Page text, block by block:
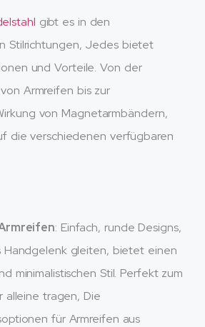
gibt es in den
Stilrichtungen, Jedes bietet
und Vorteile. Von der
Armreifen bis zur
von Magnetarmbändern,
die verschiedenen verfügbaren
: Einfach, runde Designs,
Handgelenk gleiten, bietet einen
minimalistischen Stil. Perfekt zum
alleine tragen, Die
für Armreifen aus